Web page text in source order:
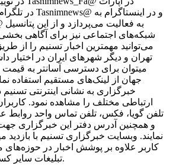
شبکه‌های اجتماعی نیز برای آگاهی
می‌توانید مهمترین اخبار تسنیم را از
تهران و دیگر شهرهای ایران در اختیار
میتوان برای دسترسی آسانتر به قیمت
جهان از لینک‌های مستقیم استفاده
خبرگزاری به نشانی اینترنتی
ارتباطی مختلف را مشاهده نمود. کاربران
تلفن گویا، فکس، تلفن تماس واحد روابط
و همچنین آدرس دفتر این خبرگزاری جهت
کاربر علاوه بر پوشش اخبار در حوزه‌های
تبلیغات سایر کسب‌وکارها نیز می‌پردازد.